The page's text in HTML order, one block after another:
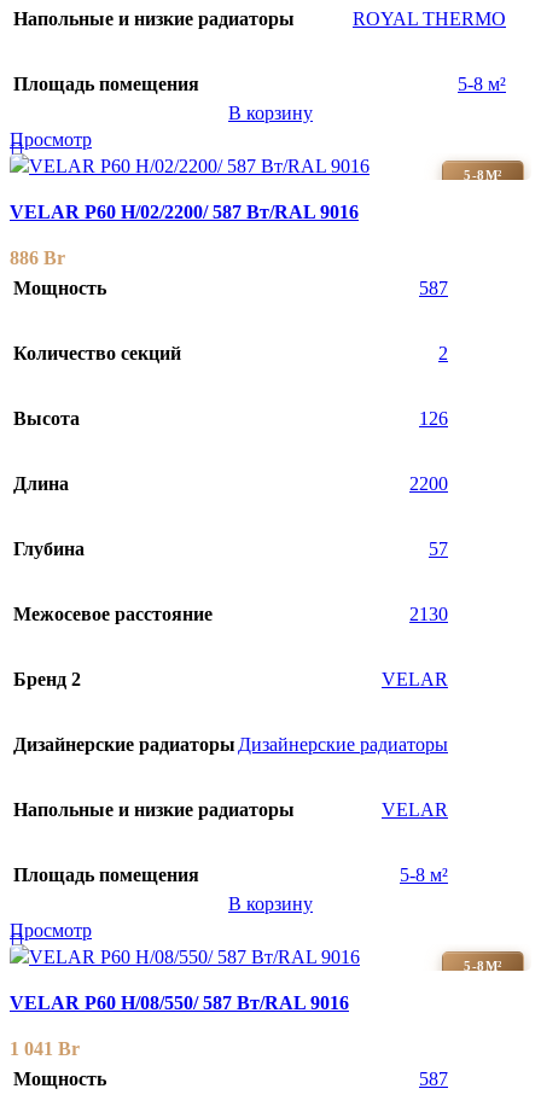
Напольные и низкие радиаторы ROYAL THERMO
Площадь помещения
5-8 м²
В корзину
Просмотр
5-8М²
VELAR P60 H/02/2200/ 587 Bт/RAL 9016
886 Br
Мощность
587
Количество секций 2
Высота 126
Длина 2200
Глубина 57
Межосевое расстояние 2130
Бренд 2 VELAR
Дизайнерские радиаторы Дизайнерские радиаторы
Напольные и низкие радиаторы VELAR
Площадь помещения
5-8 м²
В корзину
Просмотр
5-8М²
VELAR P60 H/08/550/ 587 Bт/RAL 9016
1 041 Br
Мощность
587